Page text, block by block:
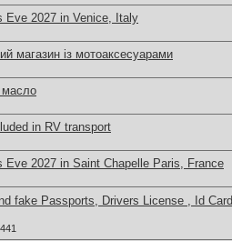
Eve 2027 in Venice, Italy
магазин із мотоаксесуарами
масло
in RV transport
Eve 2027 in Saint Chapelle Paris, France
fake Passports, Drivers License , Id